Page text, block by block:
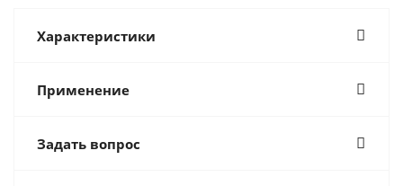
Характеристики
Применение
Задать вопрос